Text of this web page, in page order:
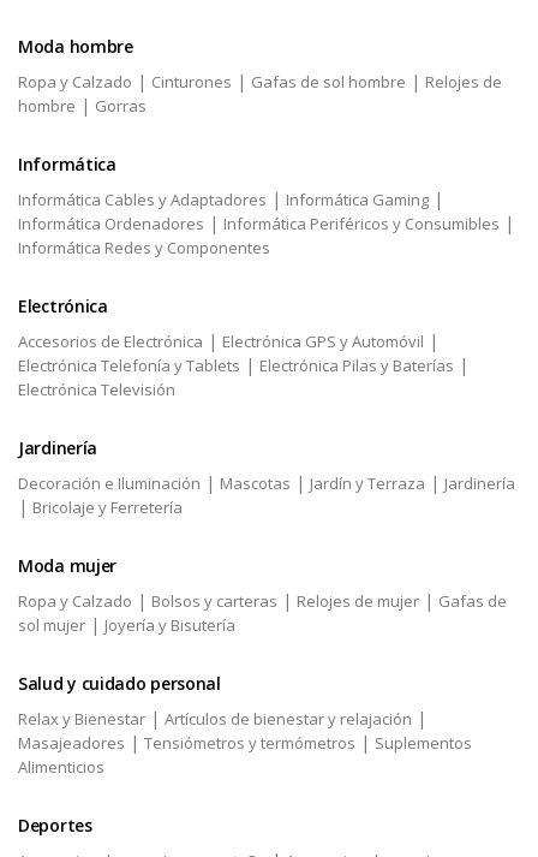
Moda hombre
Ropa y Calzado | Cinturones | Gafas de sol hombre | Relojes de
hombre | Gorras
Informática
Informática Cables y Adaptadores | Informática Gaming |
Informática Ordenadores | Informática Periféricos y Consumibles |
Informática Redes y Componentes
Electrónica
Accesorios de Electrónica | Electrónica GPS y Automóvil |
Electrónica Telefonía y Tablets | Electrónica Pilas y Baterías |
Electrónica Televisión
Jardinería
Decoración e Iluminación | Mascotas | Jardín y Terraza | Jardinería
| Bricolaje y Ferretería
Moda mujer
Ropa y Calzado | Bolsos y carteras | Relojes de mujer | Gafas de
sol mujer | Joyería y Bisutería
Salud y cuidado personal
Relax y Bienestar | Artículos de bienestar y relajación |
Masajeadores | Tensiómetros y termómetros | Suplementos
Alimenticios
Deportes